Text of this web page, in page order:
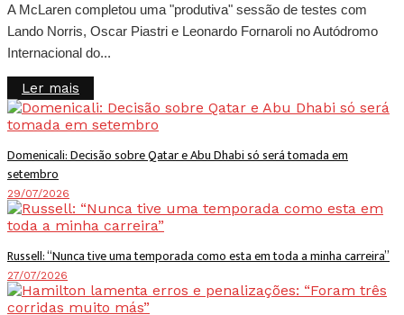
A McLaren completou uma "produtiva" sessão de testes com
Lando Norris, Oscar Piastri e Leonardo Fornaroli no Autódromo
Internacional do...
Ler mais
Domenicali: Decisão sobre Qatar e Abu Dhabi só será tomada em
setembro
29/07/2026
Russell: “Nunca tive uma temporada como esta em toda a minha carreira”
27/07/2026